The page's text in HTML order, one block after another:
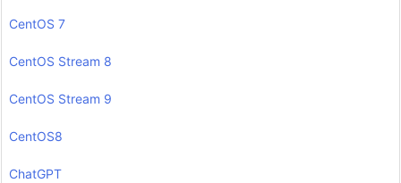
CentOS 7
CentOS Stream 8
CentOS Stream 9
CentOS8
ChatGPT